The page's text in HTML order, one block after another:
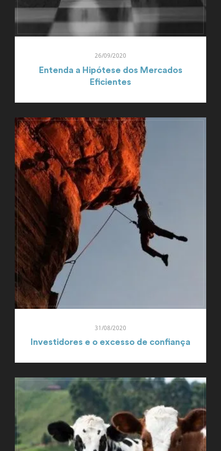
26/09/2020
Entenda a Hipótese dos Mercados
Eficientes
31/08/2020
Investidores e o excesso de confiança